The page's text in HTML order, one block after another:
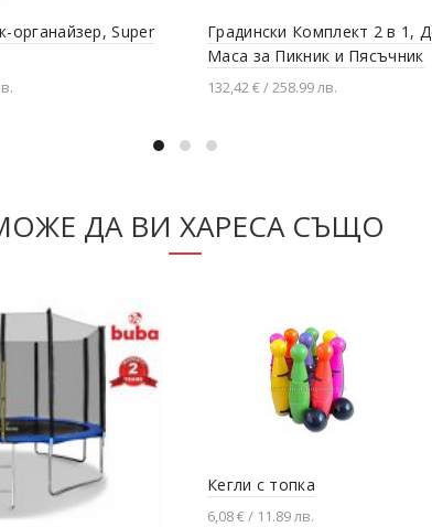
органайзер, Super
Градински Комплект 2 в 1,
Маса за Пикник и Пясъчник
132,42 € / 258.99 лв.
ДА ВИ ХАРЕСА СЪЩО
Кегли с топка
6,08 € / 11.89 лв.